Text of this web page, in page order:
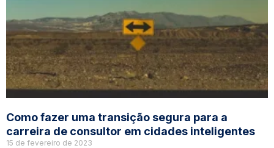
Como fazer uma transição segura para a
carreira de consultor em cidades inteligentes
15 de fevereiro de 2023